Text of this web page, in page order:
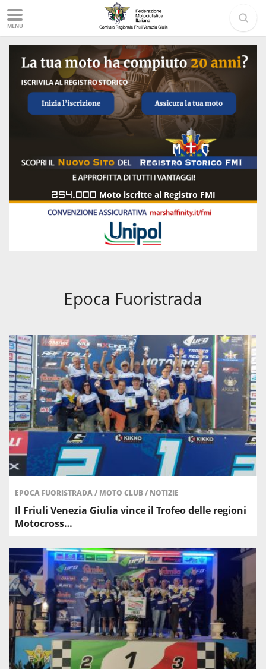
MENU
254.000 Moto iscritte al Registro FMI
Epoca Fuoristrada
EPOCA FUORISTRADA/ MOTO CLUB/ NOTIZIE
Il Friuli Venezia Giulia vince il Trofeo delle regioni
Motocross…